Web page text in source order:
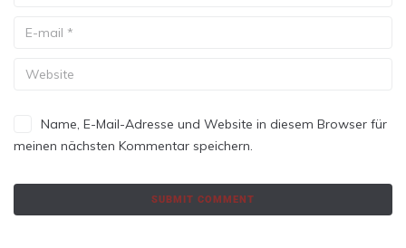
Name, E-Mail-Adresse und Website in diesem Browser für
meinen nächsten Kommentar speichern.